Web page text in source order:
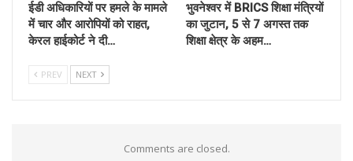
ईडी अधिकारियों पर हमले के मामले
में चार और आरोपियों को राहत,
केरल हाईकोर्ट ने दी…
भुवनेश्वर में BRICS शिक्षा मंत्रियों
का जुटान, 5 से 7 अगस्त तक
शिक्षा क्षेत्र के अहम…
PREV NEXT
Comments are closed.